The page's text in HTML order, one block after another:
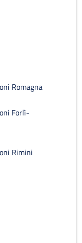
Romagna
Forlì-
Rimini